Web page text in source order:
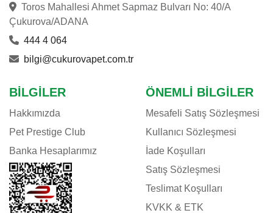
Toros Mahallesi Ahmet Sapmaz Bulvarı No: 40/A
Çukurova/ADANA
444 4 064
bilgi@cukurovapet.com.tr
BILGILER
Hakkımızda
Pet Prestige Club
Banka Hesaplarımız
ÖNEMLI BILGILER
Mesafeli Satış Sözleşmesi
Kullanıcı Sözleşmesi
İade Koşulları
Satış Sözleşmesi
Teslimat Koşulları
KVKK & ETK